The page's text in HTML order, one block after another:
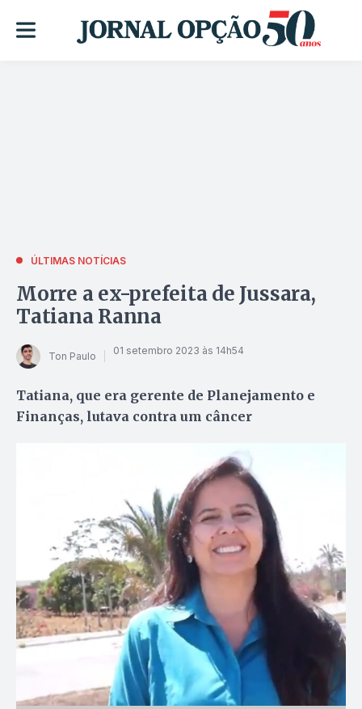
ÚLTIMAS NOTÍCIAS
Morre a ex-prefeita de Jussara,
Tatiana Ranna
Ton Paulo 01 setembro 2023 às 14h54
Tatiana, que era gerente de Planejamento e
Finanças, lutava contra um câncer